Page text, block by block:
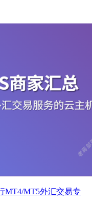
MT4/MT5外汇交易专